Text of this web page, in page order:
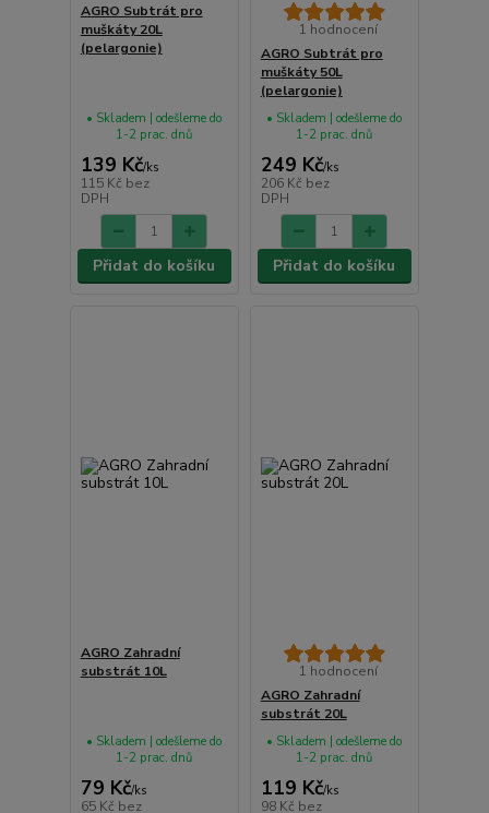
AGRO Subtrát pro
muškáty 20L
(pelargonie)
139 Kč/ks
115 Kč bez
DPH
• Skladem | odešleme do
1-2 prac. dnů
Přidat do košíku
1 hodnocení
AGRO Subtrát pro
muškáty 50L
(pelargonie)
249 Kč/ks
206 Kč bez
DPH
• Skladem | odešleme do
1-2 prac. dnů
Přidat do košíku
AGRO Zahradní
substrát 10L
79 Kč/ks
65 Kč bez
• Skladem | odešleme do
1-2 prac. dnů
1 hodnocení
AGRO Zahradní
substrát 20L
119 Kč/ks
98 Kč bez
• Skladem | odešleme do
1-2 prac. dnů